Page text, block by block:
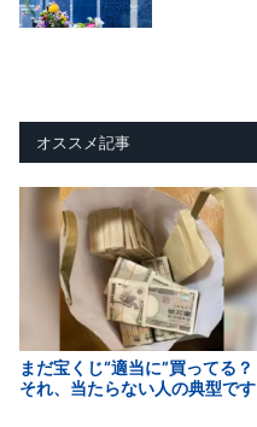
オススメ記事
まだ宝くじ“適当に”買ってる？
それ、当たらない人の典型です